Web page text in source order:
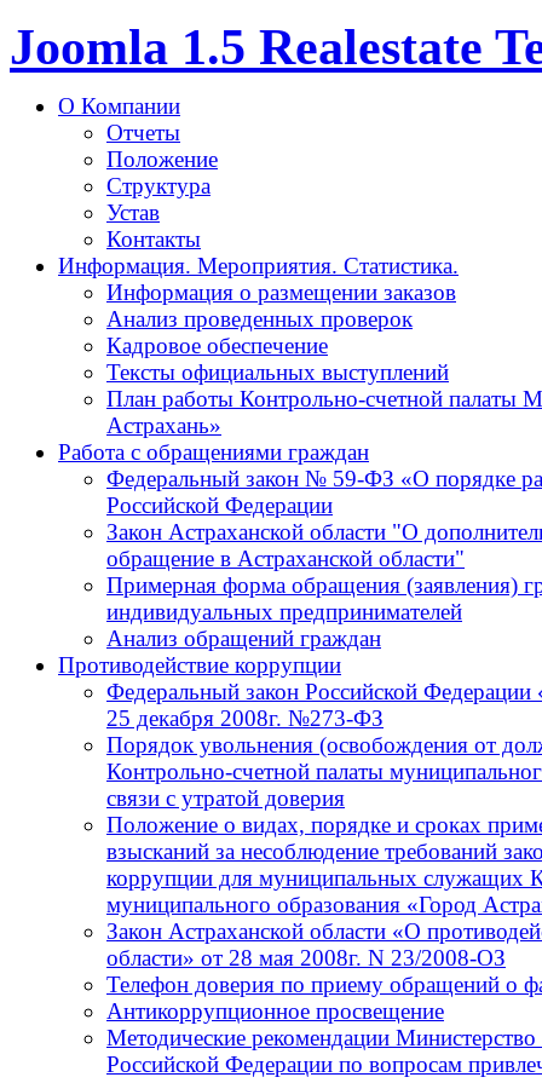
Joomla 1.5 Realestate
О Компании
Отчеты
Положение
Структура
Устав
Контакты
Информация. Мероприятия. Статистика.
Информация о размещении заказов
Анализ проведенных проверок
Кадровое обеспечение
Тексты официальных выступлений
План работы Контрольно-счетной палаты
Астрахань»
Работа с обращениями граждан
Федеральный закон № 59-ФЗ «О порядке
Российской Федерации
Закон Астраханской области "О
обращение в Астраханской области"
Примерная форма обращения (заявления)
индивидуальных предпринимателей
Анализ обращений граждан
Противодействие коррупции
Федеральный закон Российской
25 декабря 2008г. №273-ФЗ
Порядок увольнения (освобождения от
Контрольно-счетной палаты
связи с утратой доверия
Положение о видах, порядке и сроках
взысканий за несоблюдение требований
коррупции для муниципальных служащих
муниципального образования «Город
Закон Астраханской области «О
области» от 28 мая 2008г. N 23/2008-ОЗ
Телефон доверия по приему обращений о
Антикоррупционное просвещение
Методические рекомендации
Российской Федерации по вопросам